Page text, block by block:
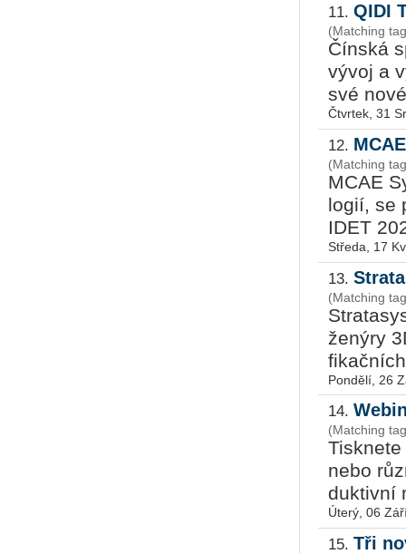
11. QIDI
(Matching
Čín­ská
vývoj a
své
Čtvrtek, 31
12.
(Matching
MCAE
lo­gií, se
IDET
Středa, 17
13.
(Matching
že­ný­ry
Pondělí, 26
14.
(Matching
nebo
duk­tiv­ní
Úterý, 06
15. Tři